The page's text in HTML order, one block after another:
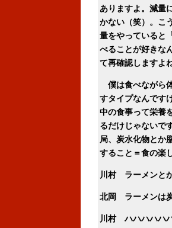
ありますよ。減量
かない（笑）。こ
量をやっていると
べることが好きな
て再確認しますよ
僕は食べながら
すタイプなんです
中の食事って栄養
るだけじゃないで
局、炭水化物とか
すること＝食の楽
川村 ラーメンと
北岡 ラーメンは
川村 ハハハハハ